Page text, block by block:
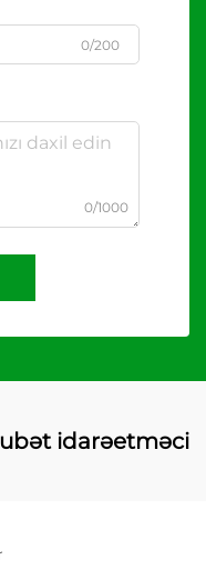
0/200
0/1000
idarəetməci